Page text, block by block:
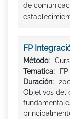
de
FP
Método:
Tematica:
Duración:
Objetivos del